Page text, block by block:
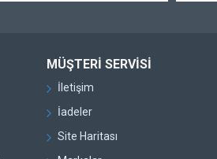
MÜŞTERI SERVISI
İletişim
İadeler
Site Haritası